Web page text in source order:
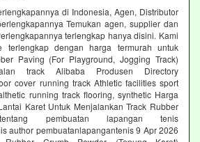
di Indonesia, Agen, Distributor
Temukan agen, supplier dan
terlengkap hanya disini. Kami
terlengkap dengan harga termurah untuk
Paving (For Playground, Jogging Track)
track Alibaba Produsen Directory
cover running track Athletic facilities sport
running track flooring, synthetic Harga
Karet Untuk Menjalankan Track Rubber
pembuatan lapangan tenis
author pembuatanlapangantenis 9 Apr 2026